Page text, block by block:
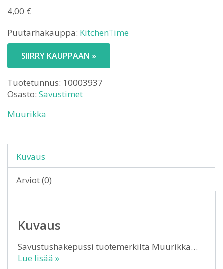
4,00 €
Puutarhakauppa: KitchenTime
SIIRRY KAUPPAAN »
Tuotetunnus: 10003937
Osasto: Savustimet
Muurikka
Kuvaus
Arviot (0)
Kuvaus
Savustushakepussi tuotemerkiltä Muurikka…
Lue lisää »